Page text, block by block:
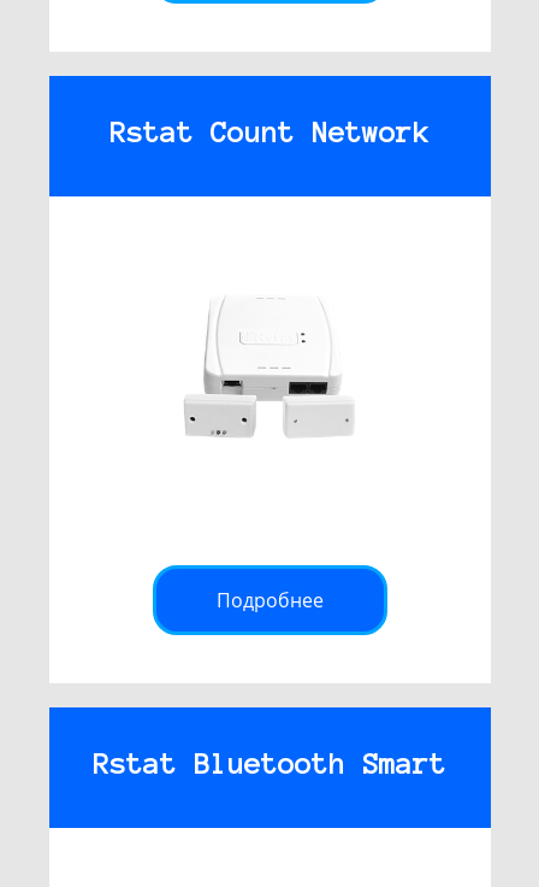
Rstat Count Network
Подробнее
Rstat Bluetooth Smart